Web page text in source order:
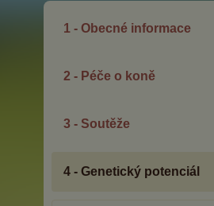
1 - Obecné informace
2 - Péče o koně
3 - Soutěže
4 - Genetický potenciál